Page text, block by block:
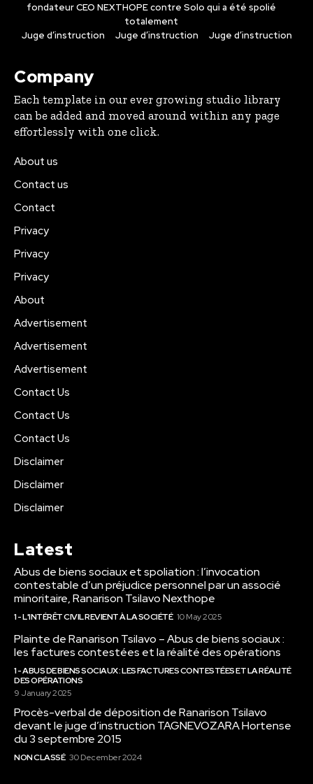
fondateur CEO NEXTHOPE contre Solo qui a été spolié
totalement
Juge d’instruction
Juge d’instruction Juge d’instruction
Company
Each template in our ever growing studio library
can be added and moved around within any page
effortlessly with one click.
About us
Contact us
Contact
Privacy
Privacy
Privacy
About
Advertisement
Advertisement
Advertisement
Contact Us
Contact Us
Contact Us
Disclaimer
Disclaimer
Disclaimer
Latest
Abus de biens sociaux et spoliation : l’invocation
contestable d’un préjudice personnel par un associé
minoritaire, Ranarison Tsilavo Nexthope
1 - L'INTÉRÊT CIVIL REVIENT À LA SOCIÉTÉ 10 May 2025
Plainte de Ranarison Tsilavo – Abus de biens sociaux :
les factures contestées et la réalité des opérations
1 - ABUS DE BIENS SOCIAUX : LES FACTURES CONTESTÉES ET LA RÉALITÉ
DES OPÉRATIONS
9 January 2025
Procès-verbal de déposition de Ranarison Tsilavo
devant le juge d’instruction TAGNEVOZARA Hortense
du 3 septembre 2015
NON CLASSÉ 30 December 2024